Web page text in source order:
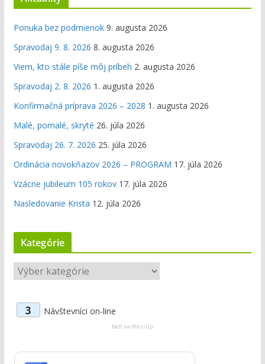
Ponuka bez podmienok 9. augusta 2026
Spravodaj 9. 8. 2026 8. augusta 2026
Viem, kto stále píše môj príbeh 2. augusta 2026
Spravodaj 2. 8. 2026 1. augusta 2026
Konfirmačná príprava 2026 – 2028 1. augusta 2026
Malé, pomalé, skryté 26. júla 2026
Spravodaj 26. 7. 2026 25. júla 2026
Ordinácia novokňazov 2026 – PROGRAM 17. júla 2026
Vzácne jubileum 105 rokov 17. júla 2026
Nasledovanie Krista 12. júla 2026
Kategórie
K
a
e
r
3 Návštevníci on-line
beží na WassUp